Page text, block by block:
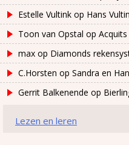
Estelle Vultink op Hans
Toon van Opstal op
max op Diamonds
C.Horsten op Sandra en
Gerrit Balkenende op
Lezen en leren